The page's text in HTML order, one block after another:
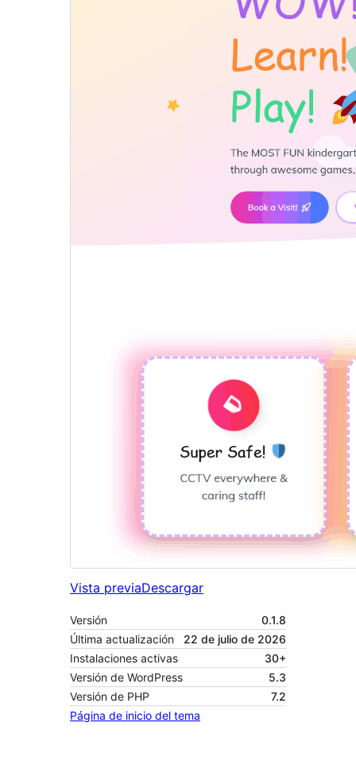
Vista previaDescargar
Versión
0.1.8
Última actualización
22 de julio de 2026
Instalaciones activas
30+
Versión de WordPress
5.3
Versión de PHP
7.2
Página de inicio del tema